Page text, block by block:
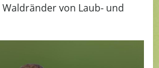
von Laub- und